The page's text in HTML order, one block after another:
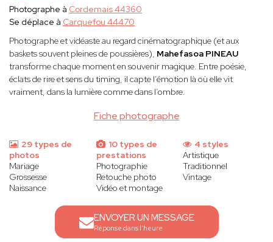
Fiche photographe
Photographe à Cordemais 44360
Se déplace à Carquefou 44470
Photographe et vidéaste au regard cinématographique (et aux
baskets souvent pleines de poussières), Mahefasoa PINEAU
transforme chaque moment en souvenir magique. Entre poésie,
éclats de rire et sens du timing, il capte l’émotion là où elle vit
vraiment, dans la lumière comme dans l’ombre.
29 types de
photos
Mariage
Grossesse
Naissance
10 types de
prestations
Photographie
Retouche photo
Vidéo et montage
4 styles
Artistique
Traditionnel
Vintage
ENVOYER UN MESSAGE
Réponse dans l'heure